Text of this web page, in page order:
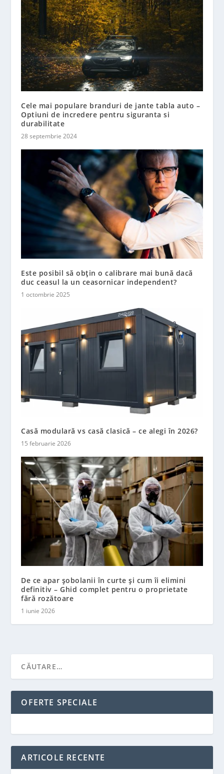
Cele mai populare branduri de jante tabla auto –
Optiuni de incredere pentru siguranta si
durabilitate
28 septembrie 2024
Este posibil să obțin o calibrare mai bună dacă
duc ceasul la un ceasornicar independent?
1 octombrie 2025
Casă modulară vs casă clasică – ce alegi în 2026?
15 februarie 2026
De ce apar șobolanii în curte și cum îi elimini
definitiv – Ghid complet pentru o proprietate
fără rozătoare
1 iunie 2026
OFERTE SPECIALE
ARTICOLE RECENTE